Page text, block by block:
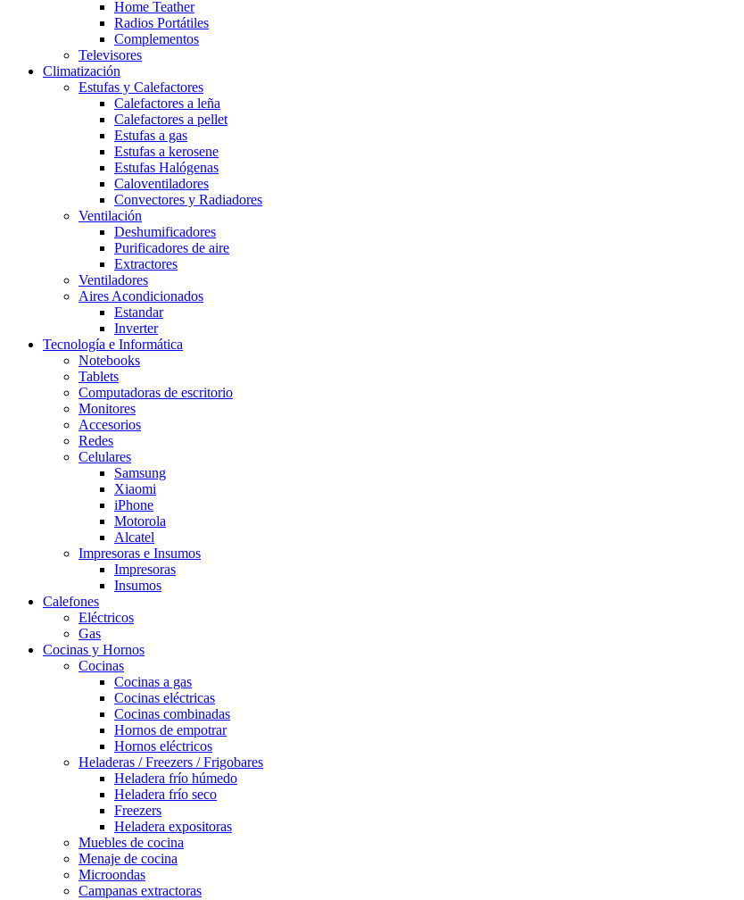
Home Teather
Radios Portátiles
Complementos
Televisores
Climatización
Estufas y Calefactores
Calefactores a leña
Calefactores a pellet
Estufas a gas
Estufas a kerosene
Estufas Halógenas
Caloventiladores
Convectores y Radiadores
Ventilación
Deshumificadores
Purificadores de aire
Extractores
Ventiladores
Aires Acondicionados
Estandar
Inverter
Tecnología e Informática
Notebooks
Tablets
Computadoras de escritorio
Monitores
Accesorios
Redes
Celulares
Samsung
Xiaomi
iPhone
Motorola
Alcatel
Impresoras e Insumos
Impresoras
Insumos
Calefones
Eléctricos
Gas
Cocinas y Hornos
Cocinas
Cocinas a gas
Cocinas eléctricas
Cocinas combinadas
Hornos de empotrar
Hornos eléctricos
Heladeras / Freezers / Frigobares
Heladera frío húmedo
Heladera frío seco
Freezers
Heladera expositoras
Muebles de cocina
Menaje de cocina
Microondas
Campanas extractoras